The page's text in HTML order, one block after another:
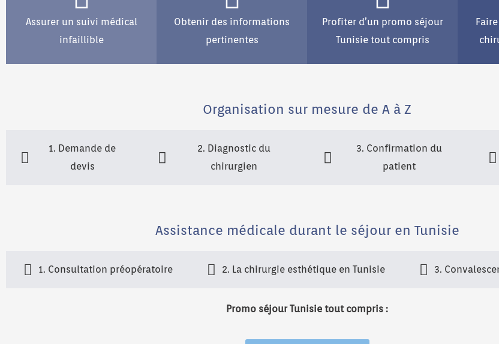
Assurer un suivi médical
infaillible
Obtenir des informations
pertinentes
Profiter d’un promo séjour
Tunisie tout compris
Organisation sur mesure de A à Z
1. Demande de
devis
2. Diagnostic du
chirurgien
3. Confirmation du
patient
Assistance médicale durant le séjour en Tunisie
1. Consultation préopératoire 2. La chirurgie esthétique en Tunisie 3.
Promo séjour Tunisie tout compris :